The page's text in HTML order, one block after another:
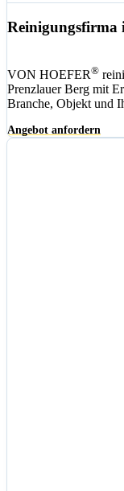
Reinigungsfirma
VON HOEFER®
Prenzlauer Berg mit
Branche, Objekt und
Angebot anfordern